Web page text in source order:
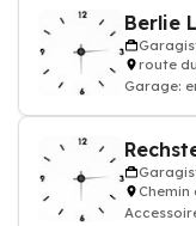
Berlie
route
Garage:
Chemin